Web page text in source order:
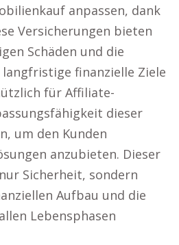
anpassen, dank
Versicherungen bieten
Schäden und die
finanzielle Ziele
für Affiliate-
dieser
um den Kunden
anzubieten. Dieser
Sicherheit, sondern
Aufbau und die
Lebensphasen